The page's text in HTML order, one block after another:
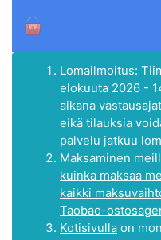
Lomailmoitus:
elokuuta 2026 -
aikana
eikä tilauksia
palvelu jatkuu
Maksaminen
kuinka maksaa
kaikki
Taobao-
Kotisivulla on